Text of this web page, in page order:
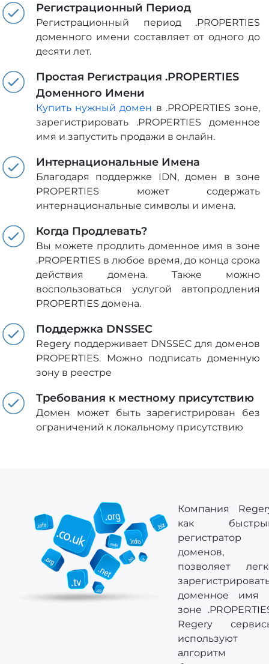
Регистрационный Период
Регистрационный период .PROPERTIES
доменного имени составляет от одного до
десяти лет.
Простая Регистрация .PROPERTIES
Доменного Имени
Купить нужный домен в .PROPERTIES зоне,
зарегистрировать .PROPERTIES доменное
имя и запустить продажи в онлайн.
Интернациональные Имена
Благодаря поддержке IDN, домен в зоне
PROPERTIES может содержать
интернациональные символы и имена.
Когда Продлевать?
Вы можете продлить доменное имя в зоне
.PROPERTIES в любое время, до конца срока
действия домена. Также можно
воспользоваться услугой автопродления
PROPERTIES домена.
Поддержка DNSSEC
Regery поддерживает DNSSEC для доменов
PROPERTIES. Можно подписать доменную
зону в реестре
Требования к местному присутствию
Домен может быть зарегистрирован без
ограничений к локальному присутствию
Компания
как
регистратор
доменов,
позволяет
доменное имя
зоне
Regery
используют
алгоритм